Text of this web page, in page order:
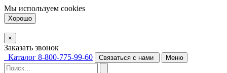
Мы используем cookies
Хорошо
×
Заказать звонок
Каталог 8-800-775-99-60 Связаться с нами Меню